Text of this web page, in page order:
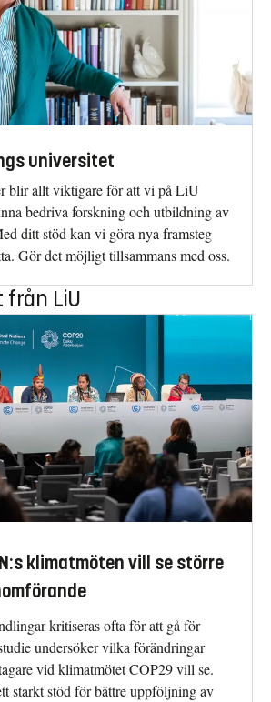
universitet
blir allt viktigare för att vi på LiU
bedriva forskning och utbildning av
ditt stöd kan vi göra nya framsteg
Gör det möjligt tillsammans med oss.
LiU
klimatmöten vill se större
kritiseras ofta för att gå för
undersöker vilka förändringar
vid klimatmötet COP29 vill se.
starkt stöd för bättre uppföljning av